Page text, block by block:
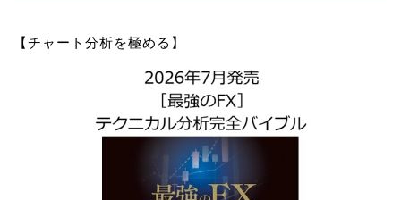
【チャート分析を極める】